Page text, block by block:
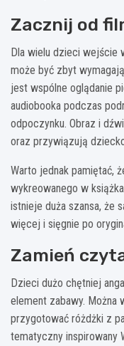
Zacznij od
Dla wielu dzieci wejście
może być zbyt
jest wspólne oglądanie
audiobooka podczas
odpoczynku. Obraz i
oraz przywiązują
Warto jednak pamiętać,
wykreowanego w
istnieje duża szansa, że
więcej i sięgnie po
Zamień
Dzieci dużo chętniej
element zabawy. Można
przygotować różdżki z
tematyczny inspirowany